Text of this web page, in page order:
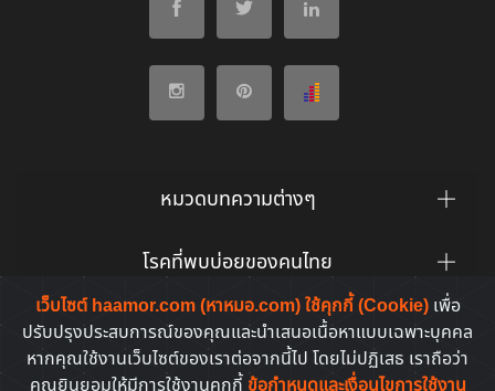
เว็บไซต์ haamor.com (หาหมอ.com) ใช้คุกกี้ (Cookie) เพื่อ
ปรับปรุงประสบการณ์ของคุณและนำเสนอเนื้อหาแบบเฉพาะบุคคล
หากคุณใช้งานเว็บไซต์ของเราต่อจากนี้ไป โดยไม่ปฏิเสธ เราถือว่า
หมวดบทความต่างๆ
โรคที่พบบ่อยของคนไทย
ยาที่คนไทยค้นหาบ่อย